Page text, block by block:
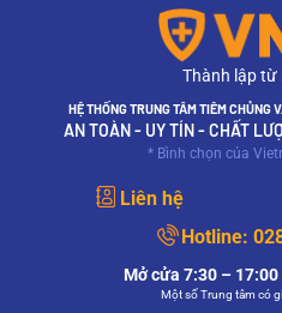
Thành lập từ
HỆ THỐNG TRUNG TÂM TIÊM CHỦNG
AN TOÀN - UY TÍN - CHẤT
* Bình chọn của
Liên hệ
Hotline:
Mở cửa 7:30 –
Một số Trung tâm có